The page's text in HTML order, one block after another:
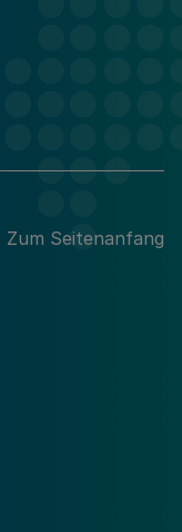
Zum Seitenanfang